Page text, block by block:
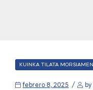
CATEGORIES
KUINKA TILATA
febrero 8, 2025 by